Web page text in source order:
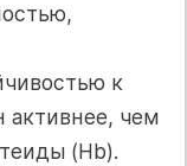
к
активнее, чем
(Hb).